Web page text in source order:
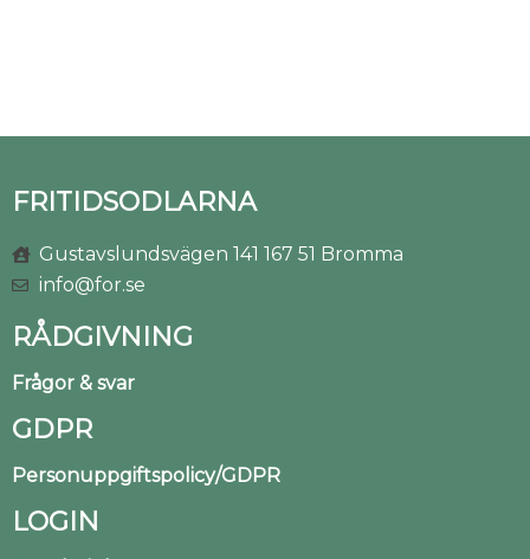
FRITIDSODLARNA
Gustavslundsvägen 141 167 51 Bromma
info@for.se
RÅDGIVNING
Frågor & svar
GDPR
Personuppgiftspolicy/GDPR
LOGIN